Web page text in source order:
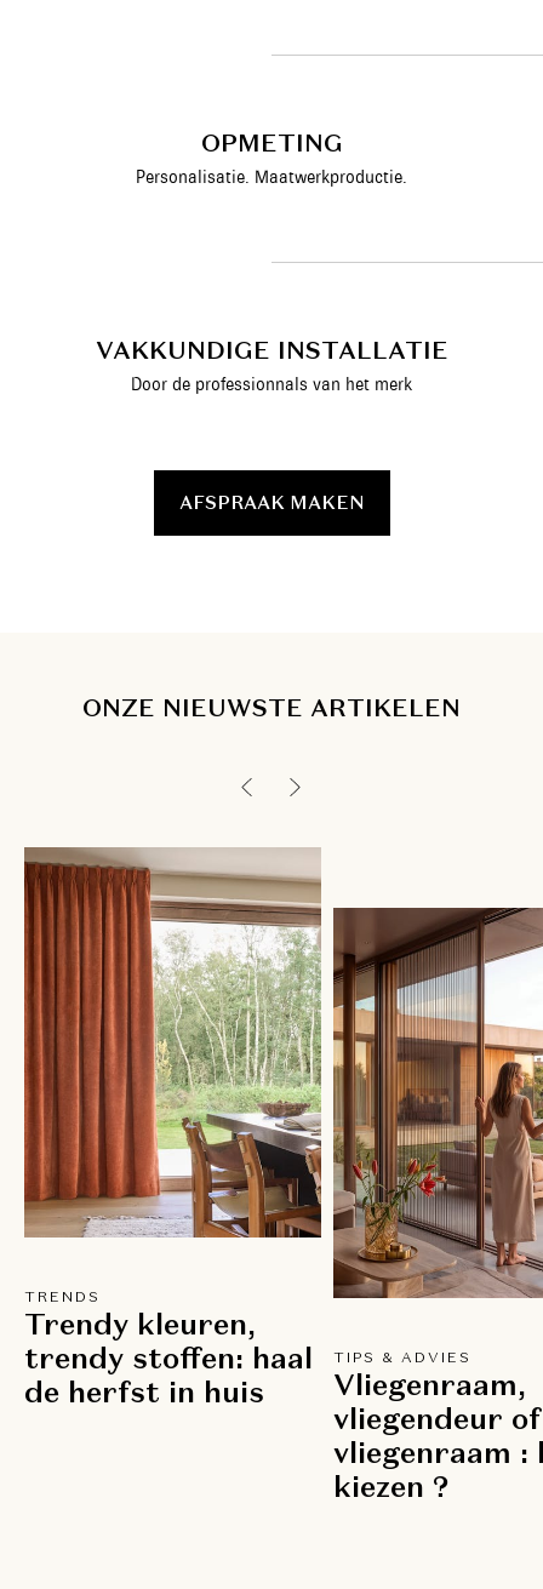
OPMETING
Personalisatie. Maatwerkproductie.
VAKKUNDIGE INSTALLATIE
Door de professionnals van het merk
AFSPRAAK MAKEN
ONZE NIEUWSTE ARTIKELEN
TRENDS
Trendy kleuren,
trendy stoffen: haal
de herfst in huis
TIPS & ADVIES
Vliegenraam,
vliegendeur
vliegenraam :
kiezen ?